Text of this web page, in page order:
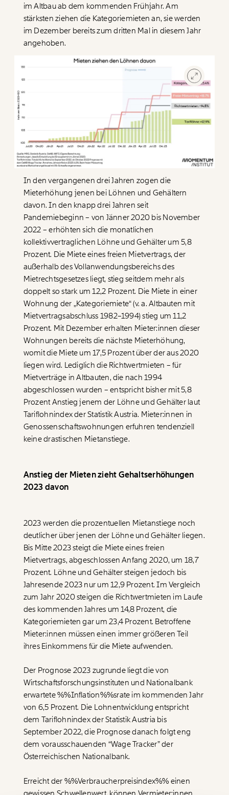
Pflegerechner
Parlagram
Jahresberichte
Pressebereich
Jobs & Fellowships
Veränderung
beginnt mit Dir!
WerdeFördermitglied
und wir können gemeinsam
funktioniert. Unsere Recherchen sind für alle frei im
Netz. Unabhängig und werbefrei. Und das wird auch
so bleiben. Kämpf’ mit uns für den Fortschritt und
im Altbau ab dem kommenden Frühjahr. Am
stärksten ziehen die Kategoriemieten an, sie werden
im Dezember bereits zum dritten Mal in diesem Jahr
angehoben.
In den vergangenen drei Jahren zogen die
Mieterhöhung jenen bei Löhnen und Gehältern
davon. In den knapp drei Jahren seit
Pandemiebeginn – von Jänner 2020 bis November
2022 – erhöhten sich die monatlichen
kollektivvertraglichen Löhne und Gehälter um 5,8
Prozent. Die Miete eines freien Mietvertrags, der
außerhalb des Vollanwendungsbereichs des
Mietrechtsgesetzes liegt, stieg seitdem mehr als
doppelt so stark um 12,2 Prozent. Die Miete in einer
Wohnung der „Kategoriemiete“ (v. a. Altbauten mit
Mietvertragsabschluss 1982–1994) stieg um 11,2
Prozent. Mit Dezember erhalten Mieter:innen dieser
Wohnungen bereits die nächste Mieterhöhung,
womit die Miete um 17,5 Prozent über der aus 2020
liegen wird. Lediglich die Richtwertmieten – für
Mietverträge in Altbauten, die nach 1994
abgeschlossen wurden – entspricht bisher mit 5,8
Prozent Anstieg jenem der Löhne und Gehälter laut
Tariflohnindex der Statistik Austria. Mieter:innen in
Genossenschaftswohnungen erfuhren tendenziell
keine drastischen Mietanstiege.
Anstieg der Mieten zieht Gehaltserhöhungen
2023 davon
2023 werden die prozentuellen Mietanstiege noch
deutlicher über jenen der Löhne und Gehälter liegen.
Bis Mitte 2023 steigt die Miete eines freien
Mietvertrags, abgeschlossen Anfang 2020, um 18,7
Prozent. Löhne und Gehälter steigen jedoch bis
Jahresende 2023 nur um 12,9 Prozent. Im Vergleich
zum Jahr 2020 steigen die Richtwertmieten im Laufe
des kommenden Jahres um 14,8 Prozent, die
Kategoriemieten gar um 23,4 Prozent. Betroffene
Mieter:innen müssen einen immer größeren Teil
ihres Einkommens für die Miete aufwenden.
Der Prognose 2023 zugrunde liegt die von
Wirtschaftsforschungsinstituten und Nationalbank
erwartete %%Inflation%%srate im kommenden Jahr
von 6,5 Prozent. Die Lohnentwicklung entspricht
dem Tariflohnindex der Statistik Austria bis
September 2022, die Prognose danach folgt eng
dem vorausschauenden “Wage Tracker” der
Österreichischen Nationalbank.
Erreicht der %%Verbraucherpreisindex%% einen